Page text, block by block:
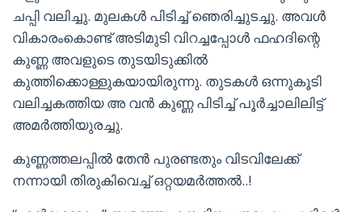
ചപ്പി വലിച്ചു. മുലകൾ പിടിച്ച് ഞെരിച്ചുടച്ചു. അവൾ
വികാരംകൊണ്ട് അടിമുടി വിറച്ചപ്പോൾ ഫഹദിന്റെ
കുണ്ണ അവളുടെ തുടയിടുക്കിൽ
കുത്തിക്കൊള്ളുകയായിരുന്നു. തുടകൾ ഒന്നുകൂടി
വലിച്ചകത്തിയ അ വൻ കുണ്ണ പിടിച്ച് പൂർച്ചാലിലിട്ട്
അമർത്തിയുരച്ചു.
കുണ്ണത്തലപ്പിൽ തേൻ പുരണ്ടതും വിടവിലേക്ക്
നന്നായി തിരുകിവെച്ച് ഒറ്റയമർത്തൽ..!